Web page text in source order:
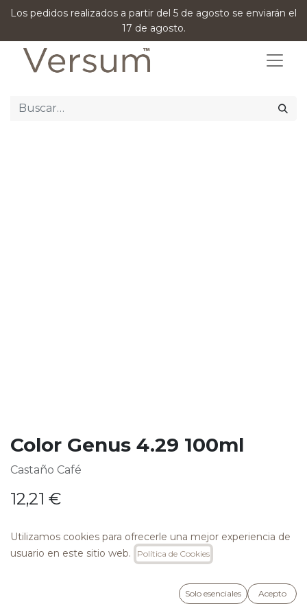
Los pedidos realizados a partir del 5 de agosto se enviarán el
17 de agosto.
Color Genus 4.29 100ml
Castaño Café
12,21 €
AÑADIR A LA CESTA
Utilizamos cookies para ofrecerle una mejor experiencia de
usuario en este sitio web.
Política de Cookies
Solo esenciales Acepto